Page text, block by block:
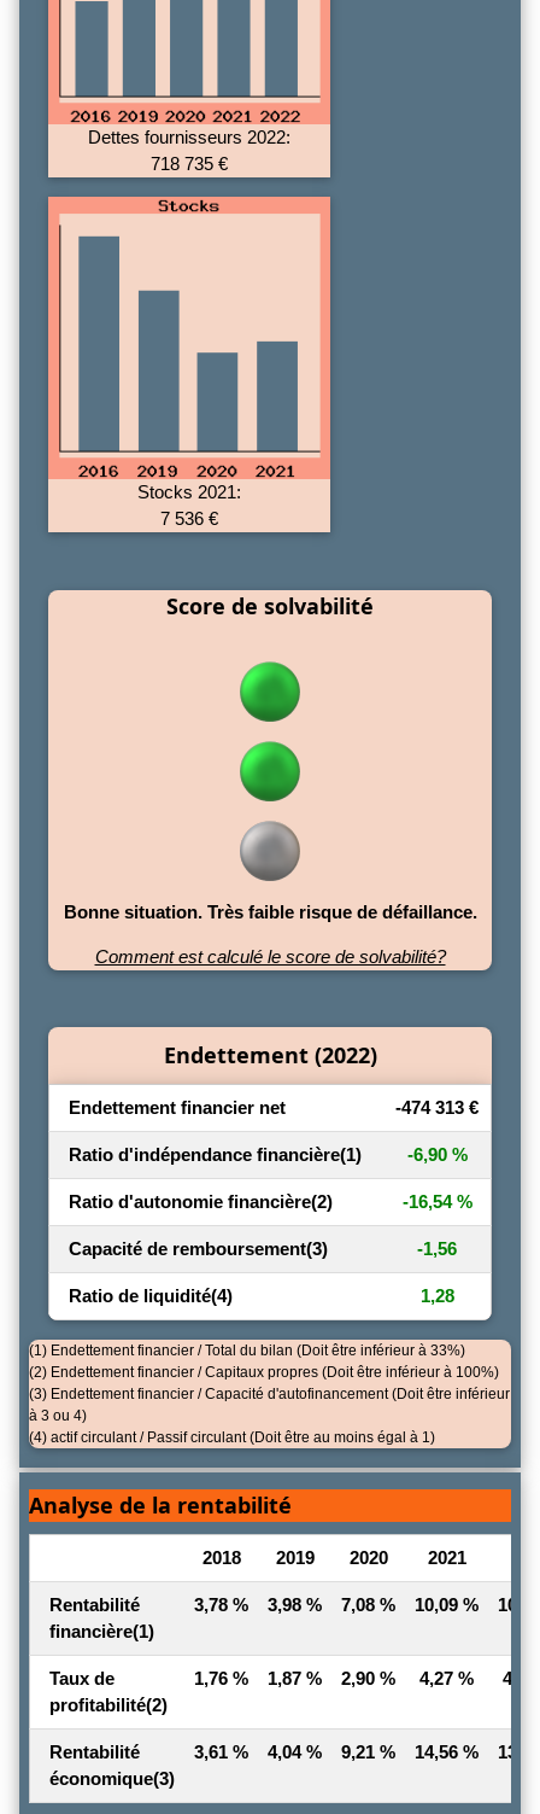
Dettes fournisseurs 2022:
718 735 €
Stocks 2021:
7 536 €
Score de solvabilité
Bonne situation. Très faible risque de défaillance.
Comment est calculé le score de solvabilité?
Endettement (2022)
Endettement financier net -474 313 €
Ratio d'indépendance financière(1) -6,90 %
Ratio d'autonomie financière(2) -16,54 %
Capacité de remboursement(3) -1,56
Ratio de liquidité(4) 1,28
(1) Endettement financier / Total du bilan (Doit être inférieur à 33%)
(2) Endettement financier / Capitaux propres (Doit être inférieur à 100%)
(3) Endettement financier / Capacité d'autofinancement (Doit être inférieur
à 3 ou 4)
(4) actif circulant / Passif circulant (Doit être au moins égal à 1)
Analyse de la rentabilité
2018 2019 2020 2021
Rentabilité
financière(1)
3,78 % 3,98 % 7,08 % 10,09 %
Taux de
profitabilité(2)
1,76 % 1,87 % 2,90 % 4,27 % 4,02
Rentabilité
économique(3)
3,61 % 4,04 % 9,21 % 14,56 %